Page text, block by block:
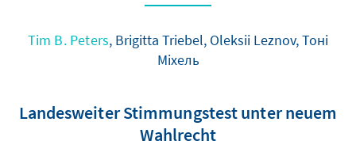
Tim B. Peters, Brigitta Triebel, Oleksii Leznov, Тоні
Міхель
Landesweiter Stimmungstest unter neuem
Wahlrecht